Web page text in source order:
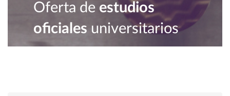
Oferta de estudios
oficiales universitarios